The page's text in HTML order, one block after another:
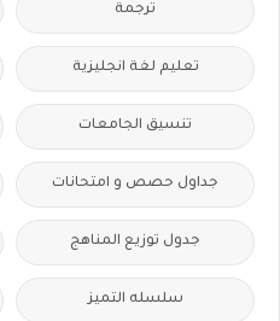
ترجمة
تعليم لغة انجليزية
تنسيق الجامعات
جداول حصص و امتحانات
جدول توزيع المناهج
سلسله التميز